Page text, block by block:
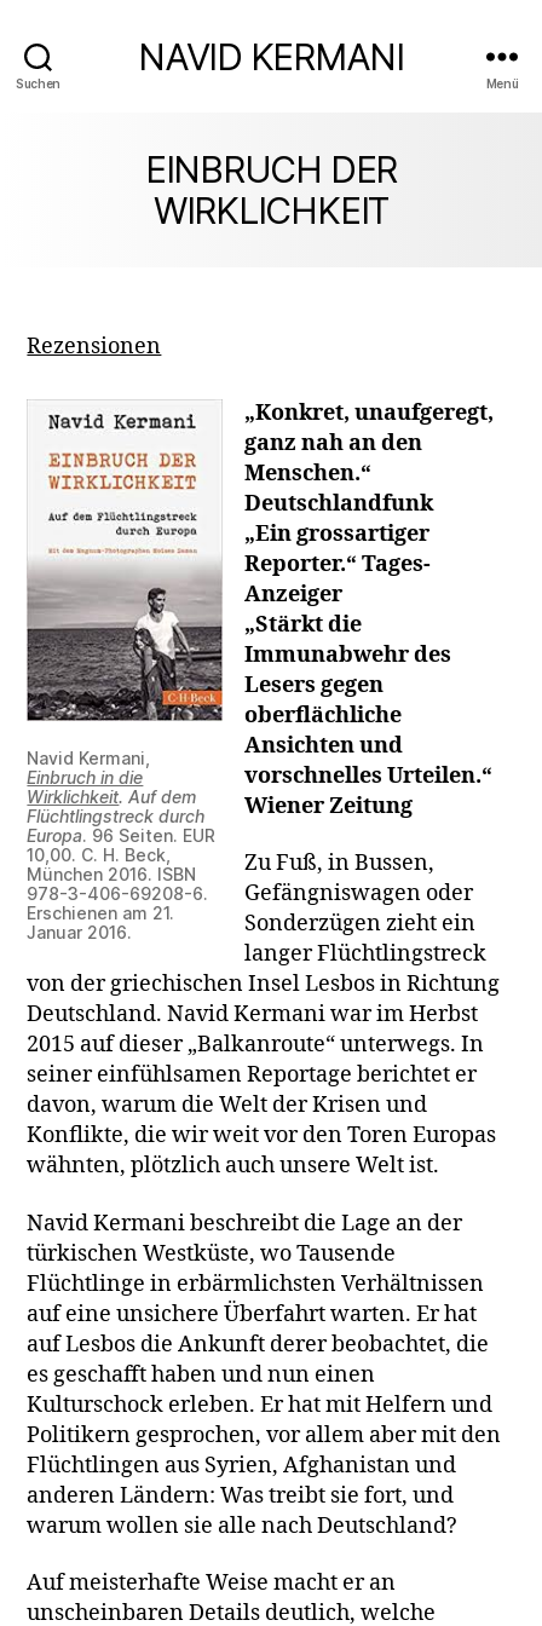
Suchen
NAVID KERMANI
Menü
EINBRUCH DER
WIRKLICHKEIT
Rezensionen
Navid Kermani,
Einbruch in die
Wirklichkeit. Auf dem
Flüchtlingstreck durch
Europa. 96 Seiten. EUR
10,00. C. H. Beck,
München 2016. ISBN
978-3-406-69208-6.
Erschienen am 21.
Januar 2016.
„Konkret, unaufgeregt,
ganz nah an den
Menschen.“
Deutschlandfunk
„Ein grossartiger
Reporter.“ Tages-
Anzeiger
„Stärkt die
Immunabwehr des
Lesers gegen
oberflächliche
Ansichten und
vorschnelles Urteilen.“
Wiener Zeitung
Zu Fuß, in Bussen,
Gefängniswagen oder
Sonderzügen zieht ein
langer Flüchtlingstreck
von der griechischen Insel Lesbos in Richtung
Deutschland. Navid Kermani war im Herbst
2015 auf dieser „Balkanroute“ unterwegs. In
seiner einfühlsamen Reportage berichtet er
davon, warum die Welt der Krisen und
Konflikte, die wir weit vor den Toren Europas
wähnten, plötzlich auch unsere Welt ist.
Navid Kermani beschreibt die Lage an der
türkischen Westküste, wo Tausende
Flüchtlinge in erbärmlichsten Verhältnissen
auf eine unsichere Überfahrt warten. Er hat
auf Lesbos die Ankunft derer beobachtet, die
es geschafft haben und nun einen
Kulturschock erleben. Er hat mit Helfern und
Politikern gesprochen, vor allem aber mit den
Flüchtlingen aus Syrien, Afghanistan und
anderen Ländern: Was treibt sie fort, und
warum wollen sie alle nach Deutschland?
Auf meisterhafte Weise macht er an
unscheinbaren Details deutlich, welche